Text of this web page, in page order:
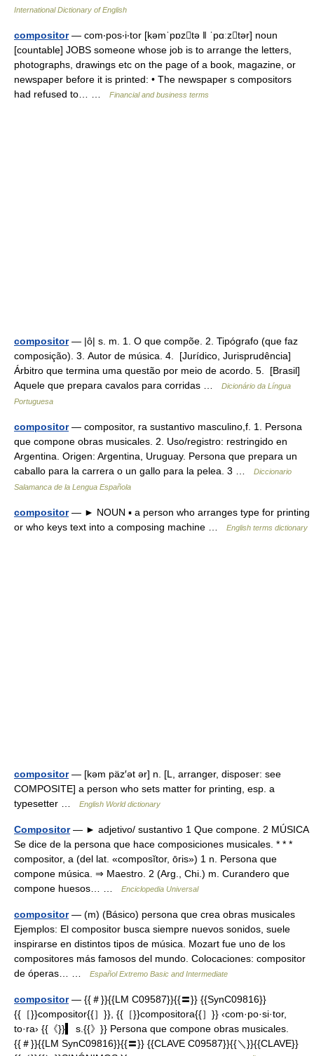
International Dictionary of English
compositor— com‧pos‧i‧tor [kəmˈpɒztə ǁ ˈpɑːztər] noun
[countable] JOBS someone whose job is to arrange the letters,
photographs, drawings etc on the page of a book, magazine, or
newspaper before it is printed: • The newspaper s compositors
had refused to… …
Financial and business terms
compositor— |ô| s. m. 1. O que compõe. 2. Tipógrafo (que faz
composição). 3. Autor de música. 4. [Jurídico, Jurisprudência]
Árbitro que termina uma questão por meio de acordo. 5. [Brasil]
Aquele que prepara cavalos para corridas …
Dicionário da Língua
Portuguesa
compositor— compositor, ra sustantivo masculino,f. 1. Persona
que compone obras musicales. 2. Uso/registro: restringido en
Argentina. Origen: Argentina, Uruguay. Persona que prepara un
caballo para la carrera o un gallo para la pelea. 3 …
Diccionario
Salamanca de la Lengua Española
compositor— ► NOUN ▪ a person who arranges type for printing
or who keys text into a composing machine …
English terms dictionary
compositor— [kəm päz′ət ər] n. [L, arranger, disposer: see
COMPOSITE] a person who sets matter for printing, esp. a
typesetter …
English World dictionary
Compositor— ► adjetivo/ sustantivo 1 Que compone. 2 MÚSICA
Se dice de la persona que hace composiciones musicales. * * *
compositor, a (del lat. «composĭtor, ōris») 1 n. Persona que
compone música. ⇒ Maestro. 2 (Arg., Chi.) m. Curandero que
compone huesos… …
Enciclopedia Universal
compositor— (m) (Básico) persona que crea obras musicales
Ejemplos: El compositor busca siempre nuevos sonidos, suele
inspirarse en distintos tipos de música. Mozart fue uno de los
compositores más famosos del mundo. Colocaciones: compositor
de óperas… …
Español Extremo Basic and Intermediate
compositor— {{＃}}{{LM C09587}}{{〓}} {{SynC09816}}
{{［}}compositor{{］}}, {{［}}compositora{{］}} ‹com·po·si·tor,
to·ra› {{《}}▍ s.{{》}} Persona que compone obras musicales.
{{＃}}{{LM SynC09816}}{{〓}} {{CLAVE C09587}}{{＼}}{{CLAVE}}